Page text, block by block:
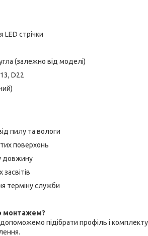
стрічки
(залежно від моделі)
D22
пилу та вологи
поверхонь
довжину
засвітів
терміну служби
монтажем?
підібрати профіль і